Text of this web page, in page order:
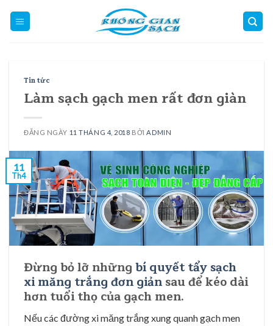
Tin tức
Làm sạch gạch men rất đơn giàn
ĐĂNG NGÀY 11 THÁNG 4, 2018 BỞI ADMIN
11
Th4
Đừng bỏ lỡ nhữngbí quyết tẩy sạch
xi măng trắng đơn giảnsau để kéo dài
hơn tuổi thọ của gạch men.
Nếu các đường xi măng trắng xung quanh gạch men